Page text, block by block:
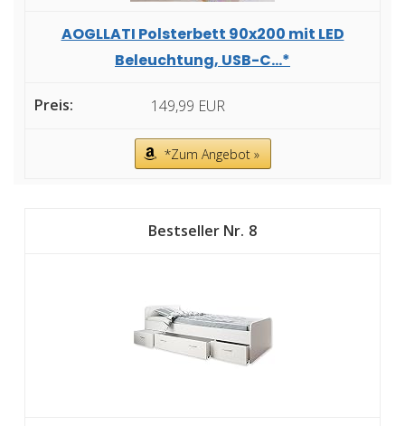
AOGLLATI Polsterbett 90x200 mit LED
Beleuchtung, USB-C...*
149,99 EUR
*Zum Angebot »
8